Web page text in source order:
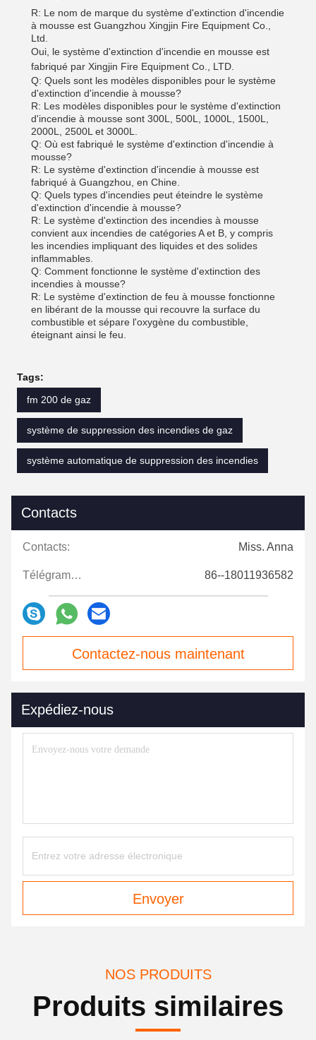
R: Le nom de marque du système d'extinction d'incendie
à mousse est Guangzhou Xingjin Fire Equipment Co.,
Ltd.
Oui, le système d'extinction d'incendie en mousse est
fabriqué par Xingjin Fire Equipment Co., LTD.
Q: Quels sont les modèles disponibles pour le système
d'extinction d'incendie à mousse?
R: Les modèles disponibles pour le système d'extinction
d'incendie à mousse sont 300L, 500L, 1000L, 1500L,
2000L, 2500L et 3000L.
Q: Où est fabriqué le système d'extinction d'incendie à
mousse?
R: Le système d'extinction d'incendie à mousse est
fabriqué à Guangzhou, en Chine.
Q: Quels types d'incendies peut éteindre le système
d'extinction d'incendie à mousse?
R: Le système d'extinction des incendies à mousse
convient aux incendies de catégories A et B, y compris
les incendies impliquant des liquides et des solides
inflammables.
Q: Comment fonctionne le système d'extinction des
incendies à mousse?
R: Le système d'extinction de feu à mousse fonctionne
en libérant de la mousse qui recouvre la surface du
combustible et sépare l'oxygène du combustible,
éteignant ainsi le feu.
Tags:
fm 200 de gaz
système de suppression des incendies de gaz
système automatique de suppression des incendies
Contacts
Contacts: Miss. Anna
Télégramme: 86--18011936582
Contactez-nous maintenant
Expédiez-nous
Envoyer
NOS PRODUITS
Produits similaires